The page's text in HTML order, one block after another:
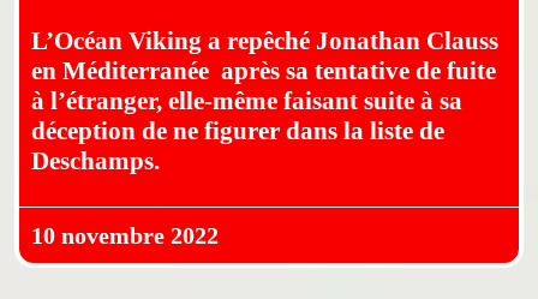
L’Océan Viking a repêché Jonathan Clauss
en Méditerranée après sa tentative de fuite
à l’étranger, elle-même faisant suite à sa
déception de ne figurer dans la liste de
Deschamps.
10 novembre 2022